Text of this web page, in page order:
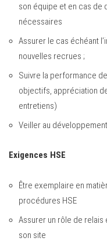
son équipe et en cas de
nécessaires
Assurer le cas échéant
nouvelles recrues ;
Suivre la performance
objectifs, appréciation
entretiens)
Veiller au
Exigences HSE
Être exemplaire en
procédures HSE
Assurer un rôle de relais
son site